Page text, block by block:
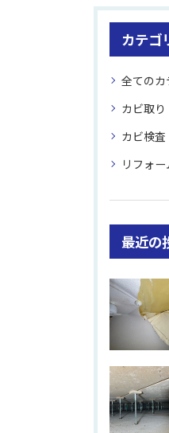
カテゴ
全てのカ
カビ取り
カビ検査
リフォー
最近の